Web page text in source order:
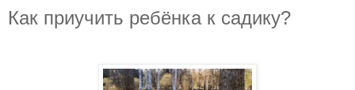
Как приучить ребёнка к садику?